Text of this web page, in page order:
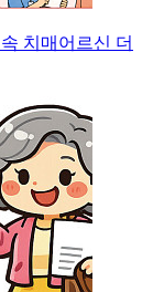
치매어르신 더